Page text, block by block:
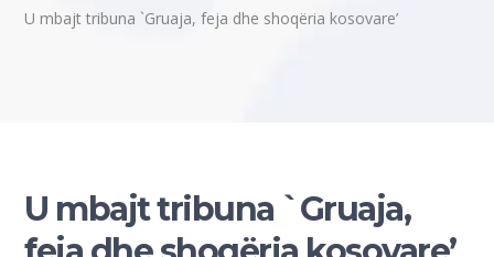
U mbajt tribuna `Gruaja, feja dhe shoqëria kosovare’
U mbajt tribuna `Gruaja,